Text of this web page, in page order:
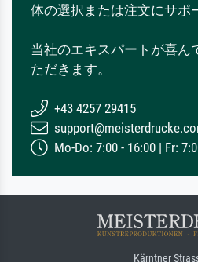
体の選択または注文にサポ
当社のエキスパートが喜ん
ただきます。
+43 4257 29415
Mo-Do: 7:00 - 16:00 | Fr:
Kärntner